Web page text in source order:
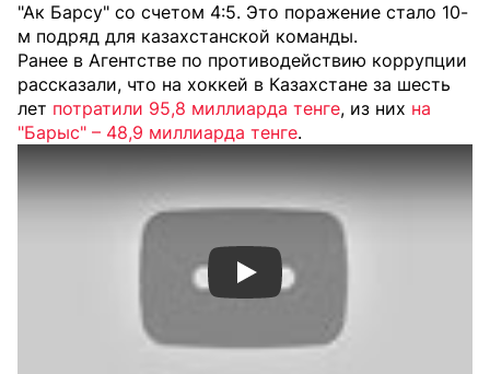
"Ак Барсу" со счетом 4:5. Это поражение стало 10-
м подряд для казахстанской команды.
Ранее в Агентстве по противодействию коррупции
рассказали, что на хоккей в Казахстане за шесть
лет потратили 95,8 миллиарда тенге, из них на
"Барыс" – 48,9 миллиарда тенге.
Смотреть видео YouTube